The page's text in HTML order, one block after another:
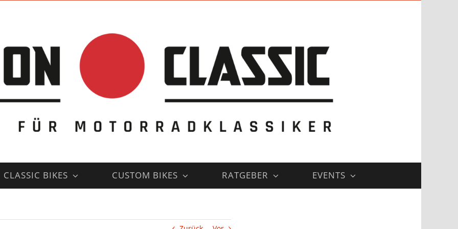
CLASSIC BIKES CUSTOM BIKES RATGEBER EVENTS